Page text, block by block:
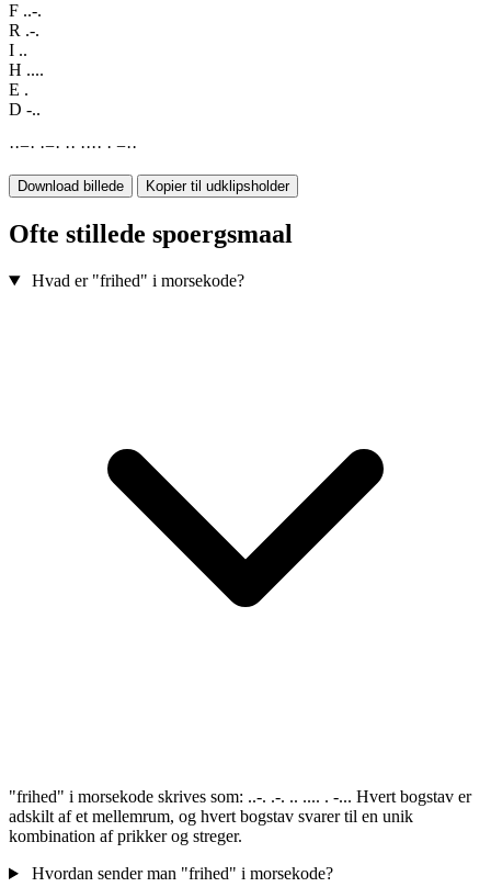
F ..-.
R .-.
I ..
H ....
E .
D -..
··−· ·−· ·· ···· · −··
Download billede Kopier til udklipsholder
Ofte stillede spoergsmaal
Hvad er "frihed" i morsekode?
"frihed" i morsekode skrives som: ..-. .-. .. .... . -... Hvert bogstav er
adskilt af et mellemrum, og hvert bogstav svarer til en unik
kombination af prikker og streger.
Hvordan sender man "frihed" i morsekode?